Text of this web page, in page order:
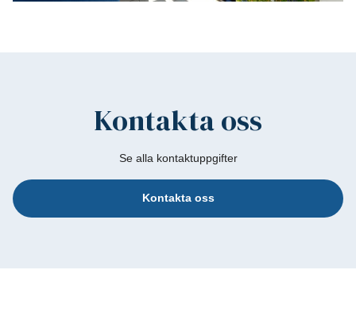
Kontakta oss
Se alla kontaktuppgifter
Kontakta oss